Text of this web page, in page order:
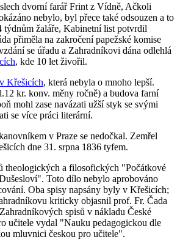
dvorní farář Frint z Vídně, Ačkoli
nebylo, byl přece také odsouzen a to
týdnům žaláře, Kabinetní list potvrdil
přiměla na zakročení papežské komise
se úřadu a Zahradníkovi dána odlehlá
, kde 10 let živořil.
Křešicích, která nebyla o mnoho lepší.
kr. konv. měny ročně) a budova farní
mohl zase navázati užší styk se svými
se více práci literární.
v Praze se nedočkal. Zemřel
dne 31. srpna 1836 tyfem.
theologických a filosofických "Počátkové
Toto dílo nebylo aprobováno
Oba spisy napsány byly v Křešicích;
kriticky objasnil prof. Fr. Čada
spisů v nákladu České
učitele vydal "Nauku pedagogickou dle
mluvnici českou pro učitele".